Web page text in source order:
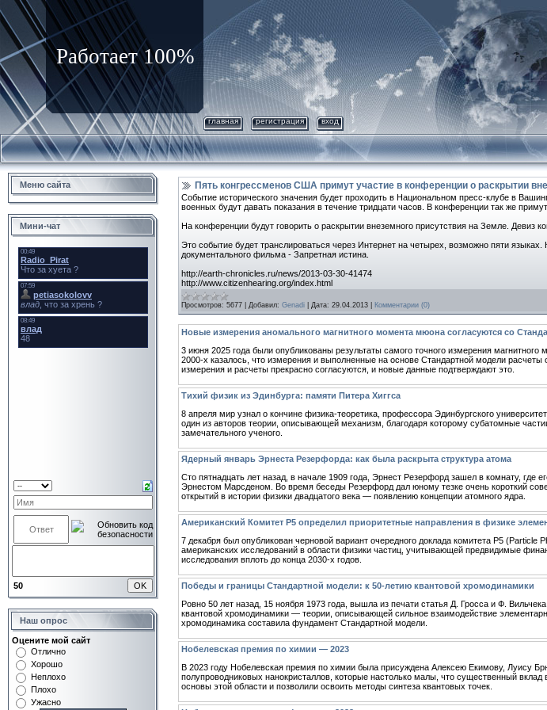
Работает 100%
главная регистрация вход
Меню сайта
Мини-чат
50
Наш опрос
Оцените мой сайт
Отлично
Хорошо
Неплохо
Плохо
Ужасно
Пять конгрессменов США примут участие в конференции о раскрытии
Событие исторического значения будет проходить в Национальном пресс-клубе в
военных будут давать показания в течение тридцати часов. В конференции так же
На конференции будут говорить о раскрытии внеземного присутствия на Земле. Девиз
Это событие будет транслироваться через Интернет на четырех, возможно пяти
документального фильма - Запретная истина.
http://earth-chronicles.ru/news/2013-03-30-41474
http://www.citizenhearing.org/index.html
Просмотров: 5677 Добавил: Genadi Дата: 29.04.2013 Комментарии (0)
Новые измерения аномального магнитного момента мюона согласуются со
3 июня 2025 года были опубликованы результаты самого точного измерения
2000-х казалось, что измерения и выполненные на основе Стандартной модели
измерения и расчеты прекрасно согласуются, и новые данные подтверждают это.
Тихий физик из Эдинбурга: памяти Питера Хиггса
8 апреля мир узнал о кончине физика-теоретика, профессора Эдинбургского
один из авторов теории, описывающей механизм, благодаря которому субатомные
замечательного ученого.
Ядерный январь Эрнеста Резерфорда: как была раскрыта структура атома
Сто пятнадцать лет назад, в начале 1909 года, Эрнест Резерфорд зашел в комнату, где
Эрнестом Марсденом. Во время беседы Резерфорд дал юному тезке очень короткий
открытий в истории физики двадцатого века — появлению концепции атомного ядра.
Американский Комитет P5 определил приоритетные направления в физике
7 декабря был опубликован черновой вариант очередного доклада комитета P5
американских исследований в области физики частиц, учитывающей предвидимые
исследования вплоть до конца 2030-х годов.
Победы и границы Стандартной модели: к 50-летию квантовой хромодинамики
Ровно 50 лет назад, 15 ноября 1973 года, вышла из печати статья Д. Гросса и Ф.
квантовой хромодинамики — теории, описывающей сильное взаимодействие
хромодинамика составила фундамент Стандартной модели.
Нобелевская премия по химии — 2023
В 2023 году Нобелевская премия по химии была присуждена Алексею Екимову, Луису
полупроводниковых нанокристаллов, которые настолько малы, что существенный
основы этой области и позволили освоить методы синтеза квантовых точек.